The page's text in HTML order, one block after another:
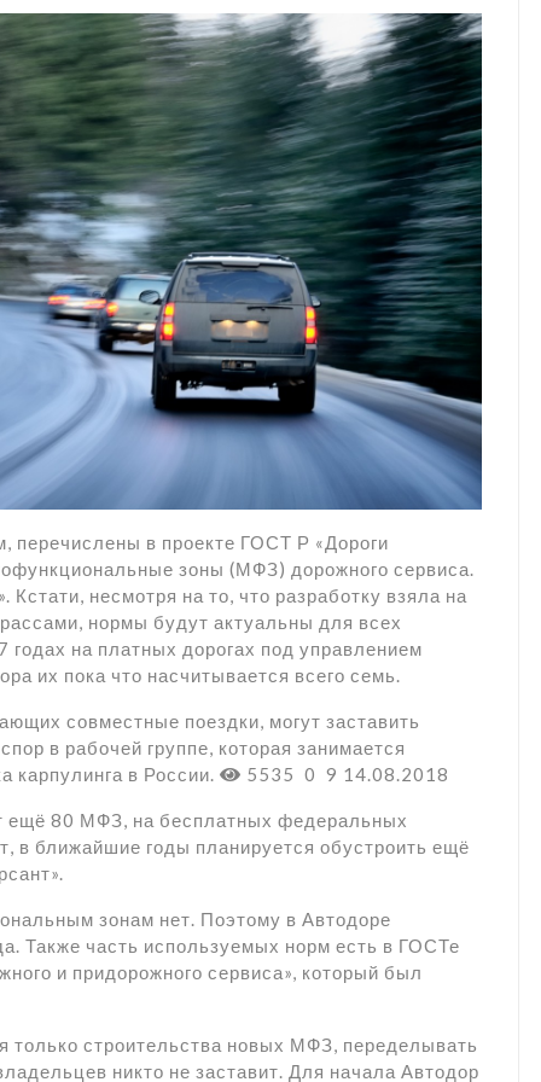
в проекте ГОСТ Р «Дороги
зоны (МФЗ) дорожного сервиса.
несмотря на то, что разработку взяла на
нормы будут актуальны для всех
на платных дорогах под управлением
их пока что насчитывается всего семь.
совместные поездки, могут заставить
в рабочей группе, которая занимается
карпулинга в России.
5535 0 9 14.08.2018
ещё 80 МФЗ, на бесплатных федеральных
в ближайшие годы планируется обустроить ещё
зонам нет. Поэтому в Автодоре
Также часть используемых норм есть в ГОСТе
и придорожного сервиса», который был
строительства новых МФЗ, переделывать
никто не заставит. Для начала Автодор